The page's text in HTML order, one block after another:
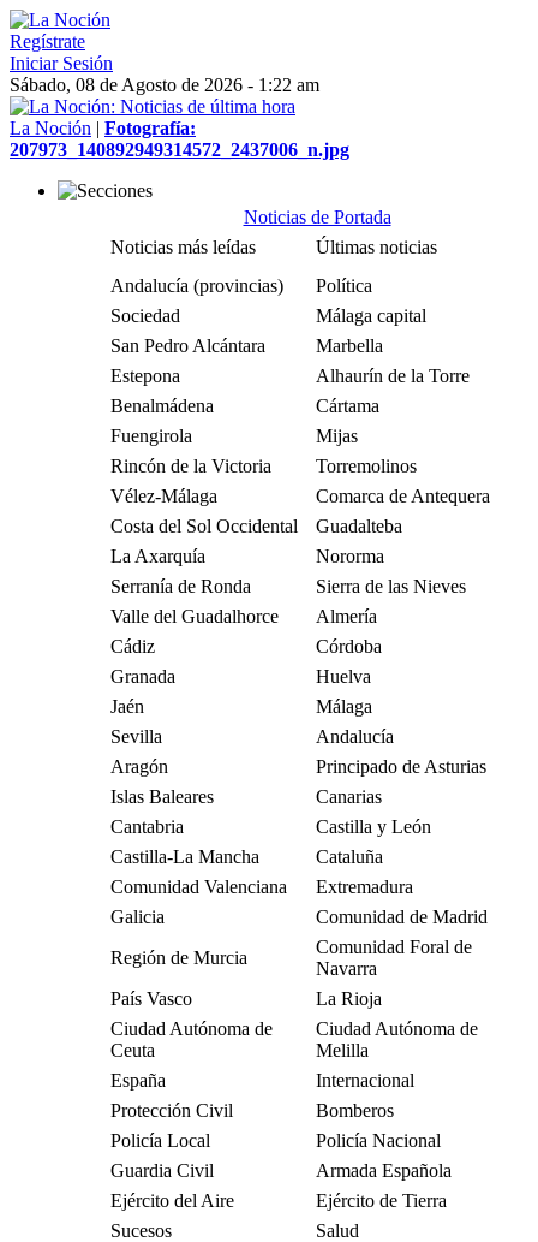
Regístrate
Iniciar Sesión
Sábado, 08 de Agosto de 2026 - 1:22 am
La Noción | Fotografía:
207973_140892949314572_2437006_n.jpg
Noticias de Portada
Noticias más leídas
Últimas noticias
Andalucía (provincias)
Política
Sociedad
Málaga capital
San Pedro Alcántara
Marbella
Estepona
Alhaurín de la Torre
Benalmádena
Cártama
Fuengirola
Mijas
Rincón de la Victoria
Torremolinos
Vélez-Málaga
Comarca de Antequera
Costa del Sol Occidental
Guadalteba
La Axarquía
Nororma
Serranía de Ronda
Sierra de las Nieves
Valle del Guadalhorce
Almería
Cádiz
Córdoba
Granada
Huelva
Jaén
Málaga
Sevilla
Andalucía
Aragón
Principado de Asturias
Islas Baleares
Canarias
Cantabria
Castilla y León
Castilla-La Mancha
Cataluña
Comunidad Valenciana
Extremadura
Galicia
Comunidad de Madrid
Región de Murcia
Comunidad Foral de
Navarra
País Vasco
La Rioja
Ciudad Autónoma de
Ceuta
Ciudad Autónoma de
Melilla
España
Internacional
Protección Civil
Bomberos
Policía Local
Policía Nacional
Guardia Civil
Armada Española
Ejército del Aire
Ejército de Tierra
Sucesos
Salud